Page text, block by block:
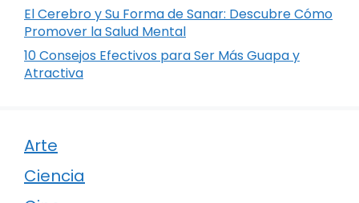
El Cerebro y Su Forma de Sanar: Descubre Cómo
Promover la Salud Mental
10 Consejos Efectivos para Ser Más Guapa y
Atractiva
Arte
Ciencia